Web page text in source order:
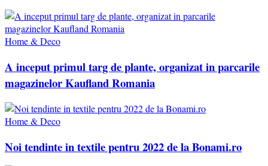
Home & Deco
A inceput primul targ de plante, organizat in parcarile
magazinelor Kaufland Romania
Home & Deco
Noi tendinte in textile pentru 2022 de la Bonami.ro